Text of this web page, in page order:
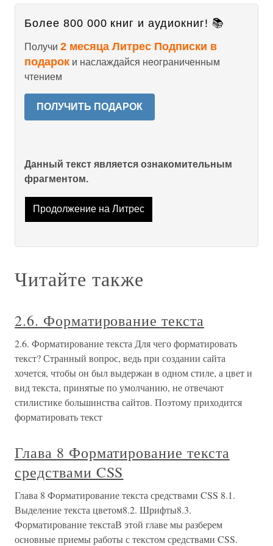
Более 800 000 книг и аудиокниг! 📚
Получи 2 месяца Литрес Подписки в
подарок и наслаждайся неограниченным
чтением
ПОЛУЧИТЬ ПОДАРОК
Данный текст является ознакомительным
фрагментом.
Продолжение на Литрес
Читайте также
2.6. Форматирование текста
2.6. Форматирование текста Для чего форматировать
текст? Странный вопрос, ведь при создании сайта
хочется, чтобы он был выдержан в одном стиле, а цвет и
вид текста, принятые по умолчанию, не отвечают
стилистике большинства сайтов. Поэтому приходится
форматировать текст
Глава 8 Форматирование текста
средствами CSS
Глава 8 Форматирование текста средствами CSS 8.1.
Выделение текста цветом8.2. Шрифты8.3.
Форматирование текстаВ этой главе мы разберем
основные приемы работы с текстом средствами CSS.